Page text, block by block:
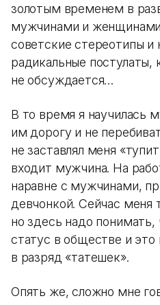
золотым временем в
мужчинами и
советские стереотипы
радикальные постулаты,
не обсуждается…
В то время я научилась
им дорогу и не
не заставлял меня
входит мужчина. На
наравне с мужчинами,
девчонкой. Сейчас меня
но здесь надо
статус в обществе и
в разряд «татешек».
Опять же, сложно мне